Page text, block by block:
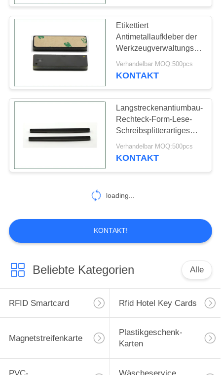
Haustier-Mikrochip-
Umbau
Tierohrmarken
29
RFID Epoxy-Tag
30
Etikettiert
Antimetallaufkleber der
Werkzeugverwaltungs-
RFID, wasserdichtes
RFID dauerhafte
Verhandelbar MOQ:500pcs
KONTAKT
Langstreckenantiumbau-
Rechteck-Form-Lese-
Schreibsplitterartiges
des metallrfid
Verhandelbar MOQ:500pcs
KONTAKT
loading...
KONTAKT!
Beliebte Kategorien Alle
RFID Smartcard Rfid Hotel Key Cards
Magnetstreifenkarte
Plastikgeschenk-
Karten